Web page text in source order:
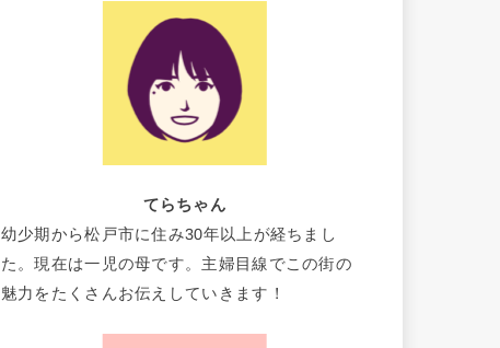
てらちゃん
幼少期から松戸市に住み30年以上が経ちまし
た。現在は一児の母です。主婦目線でこの街の
魅力をたくさんお伝えしていきます！